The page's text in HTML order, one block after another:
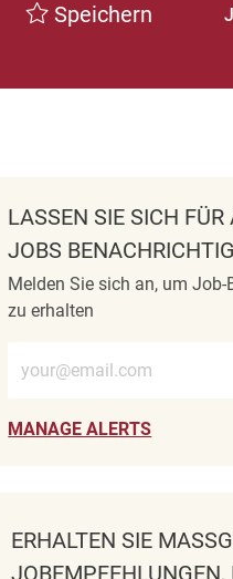
Speichern
LASSEN SIE SICH
JOBS
Melden Sie sich an, um
zu erhalten
E-Mail-Adresse eingeben
MANAGE ALERTS
ERHALTEN SIE
OBEMPFEHLUNGEN,